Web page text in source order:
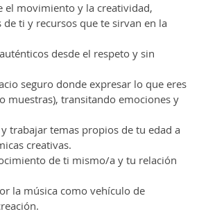
el movimiento y la creatividad,
de ti y recursos que te sirvan en la
desde el respeto y sin
seguro donde expresar lo que eres
muestras), transitando emociones y
trabajar temas propios de tu edad a
creativas.
de ti mismo/a y tu relación
la música como vehículo de